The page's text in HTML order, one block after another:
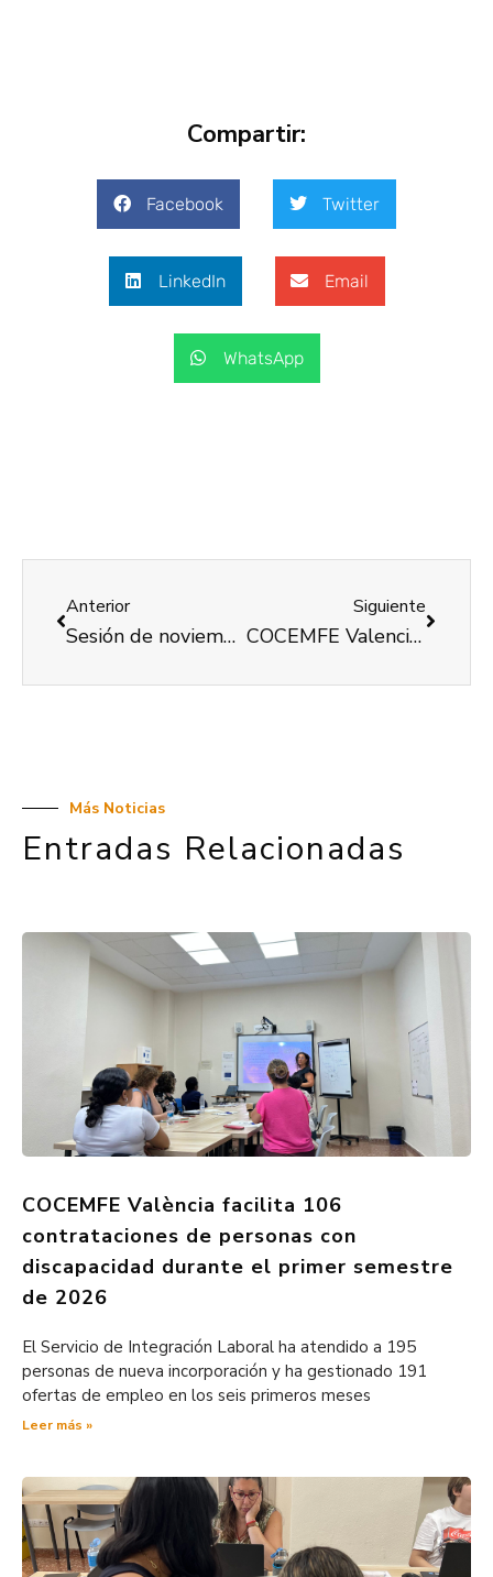
Compartir:
Facebook Twitter
LinkedIn Email
WhatsApp
Anterior
Sesión de noviembre de la Comisión de Accesibilidad de COCEMFE Valencia
Siguiente
COCEMFE Valencia ha llevado a cabo un programa de Vida Independiente para personas con gran discapacidad
Más Noticias
Entradas Relacionadas
COCEMFE València facilita 106
contrataciones de personas con
discapacidad durante el primer semestre
de 2026
El Servicio de Integración Laboral ha atendido a 195
personas de nueva incorporación y ha gestionado 191
ofertas de empleo en los seis primeros meses
Leer más »